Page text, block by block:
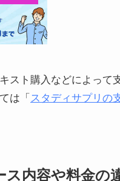
スト購入などによって
は「 スタディサプリの
内容や料金の